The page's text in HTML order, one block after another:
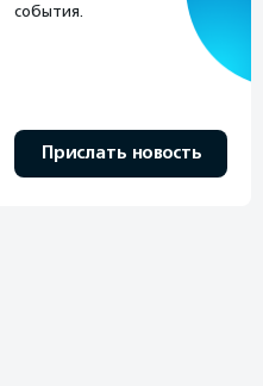
события.
Прислать новость